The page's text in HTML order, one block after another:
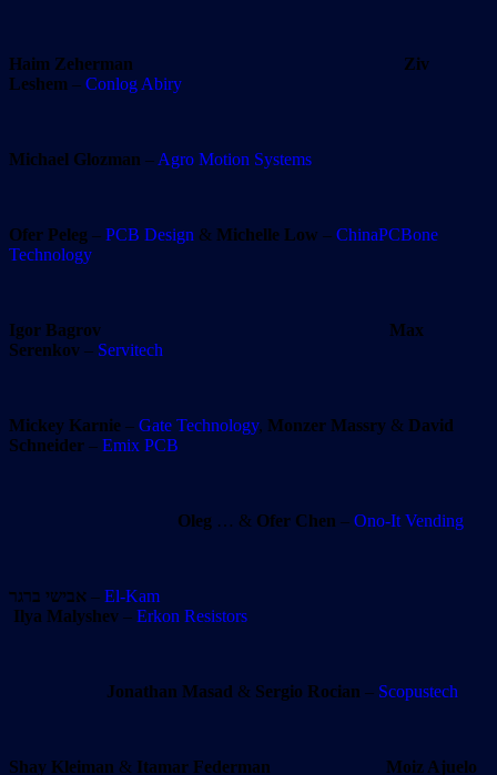
Haim Zeherman
Ziv
Leshem – Conlog Abiry
Michael Glozman – Agro Motion Systems
Ofer Peleg – PCB Design & Michelle Low – ChinaPCBone
Technology
Igor Bagrov
Max
Serenkov – Servitech
Mickey Karnie – Gate Technology, Monzer Massry & David
Schneider – Emix PCB
Oleg … & Ofer Chen – Ono-It Vending
אבישי ברגר – El-Kam
Ilya Malyshev – Erkon Resistors
Jonathan Masad & Sergio Rocian – Scopustech
Shay Kleiman & Itamar Federman
Moiz Ajuelo